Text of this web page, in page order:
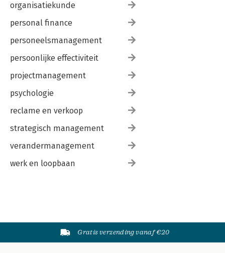
organisatiekunde
personal finance
personeelsmanagement
persoonlijke effectiviteit
projectmanagement
psychologie
reclame en verkoop
strategisch management
verandermanagement
werk en loopbaan
Gratis verzending vanaf €20